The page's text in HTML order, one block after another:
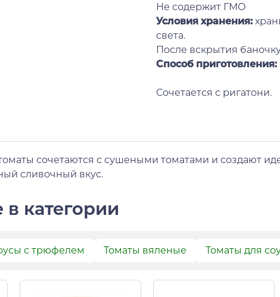
Не содержит ГМО
Условия хранения:
света.
После вскрытия
Способ приготовления:
Сочетается с ригатони.
сочетаются с сушеными томатами и создают
сливочный вкус.
категории
с трюфелем Томаты вяленые Томаты для